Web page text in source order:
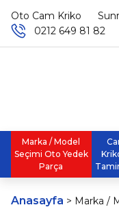
Oto Cam Kriko
0212 649 81 82
Marka / Model
Seçimi Oto Yedek
Parça
Anasayfa Marka /